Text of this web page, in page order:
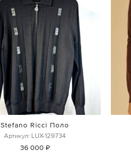
Stefano Ricci Поло
Артикул: LUX-129734
36 000 ₽